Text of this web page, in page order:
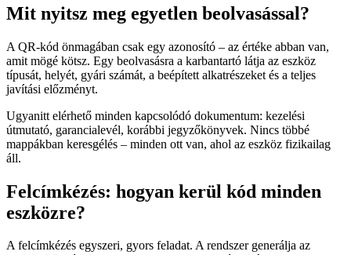
Mit nyitsz meg egyetlen beolvasással?
A QR-kód önmagában csak egy azonosító – az értéke abban van,
amit mögé kötsz. Egy beolvasásra a karbantartó látja az eszköz
típusát, helyét, gyári számát, a beépített alkatrészeket és a teljes
javítási előzményt.
Ugyanitt elérhető minden kapcsolódó dokumentum: kezelési
útmutató, garancialevél, korábbi jegyzőkönyvek. Nincs többé
mappákban keresgélés – minden ott van, ahol az eszköz fizikailag
áll.
Felcímkézés: hogyan kerül kód minden
eszközre?
A felcímkézés egyszeri, gyors feladat. A rendszer generálja az